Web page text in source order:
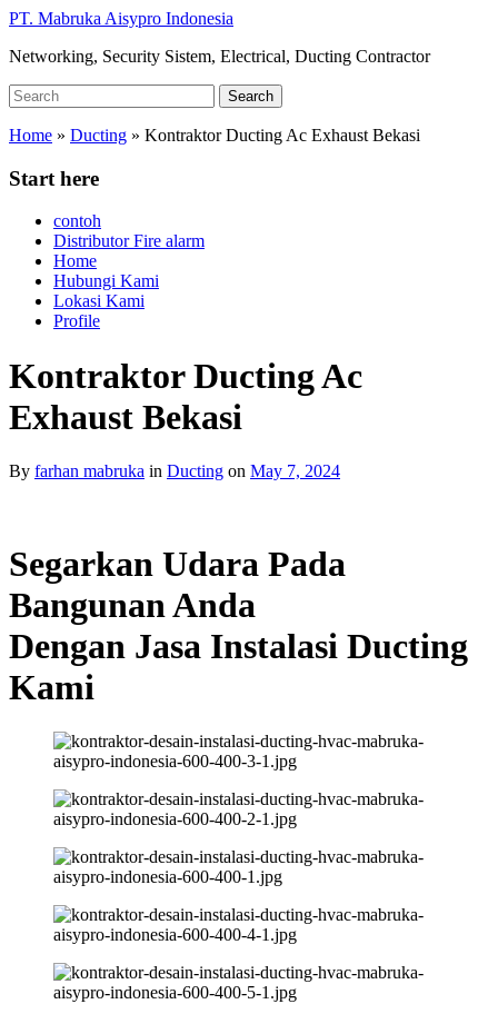
Skip
main
PT. Mabruka Aisypro Indonesia
Networking, Security Sistem, Electrical, Ducting Contractor
Search
for:
Search
Home » Ducting » Kontraktor Ducting Ac Exhaust Bekasi
Start here
contoh
Distributor Fire alarm
Home
Hubungi Kami
Lokasi Kami
Profile
Kontraktor Ducting Ac
Exhaust Bekasi
By farhan mabruka in Ducting on May 7, 2024
Segarkan Udara Pada
Bangunan Anda
Dengan Jasa Instalasi Ducting
Kami